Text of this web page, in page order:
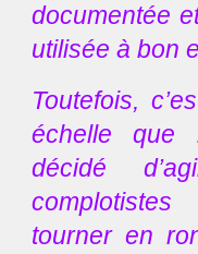
documentée
utilisée à bon
Toutefois,
échelle que
décidé
tourner en